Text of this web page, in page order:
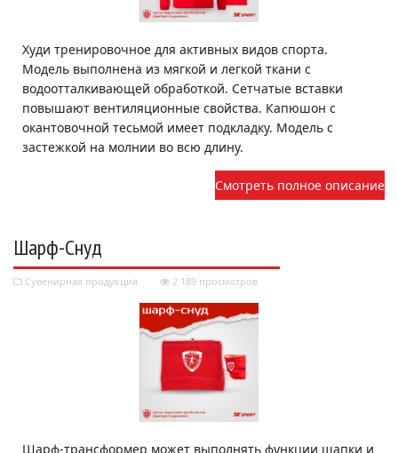
Худи тренировочное для активных видов спорта.
Модель выполнена из мягкой и легкой ткани с
водоотталкивающей обработкой. Сетчатые вставки
повышают вентиляционные свойства. Капюшон с
окантовочной тесьмой имеет подкладку. Модель с
застежкой на молнии во всю длину.
Смотреть полное описание
Шарф-Снуд
Сувенирная продукция 2 189 просмотров
Шарф-трансформер может выполнять функции шапки и